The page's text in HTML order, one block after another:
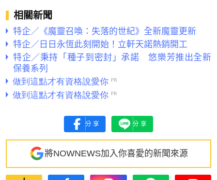
相關新聞
特企／《魔靈召喚：失落的世紀》全新魔靈更新
特企／日日永恆此刻開始！立軒天諾熱銷開工
特企／秉持「種子到密封」承諾 悠樂芳推出全新
保養系列
分享 分享
將NOWNEWS加入你喜愛的新聞來源